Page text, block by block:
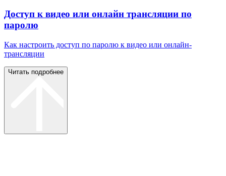
Доступ к видео или онлайн трансляции по
паролю
Как настроить доступ по паролю к видео или онлайн-
трансляции
Читать подробнее